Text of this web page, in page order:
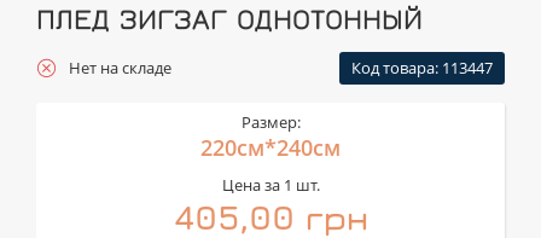
ПЛЕД ЗИГЗАГ ОДНОТОННЫЙ
Нет на складе Код товара: 113447
Размер:
220см*240см
Цена за 1 шт.
405,00 грн